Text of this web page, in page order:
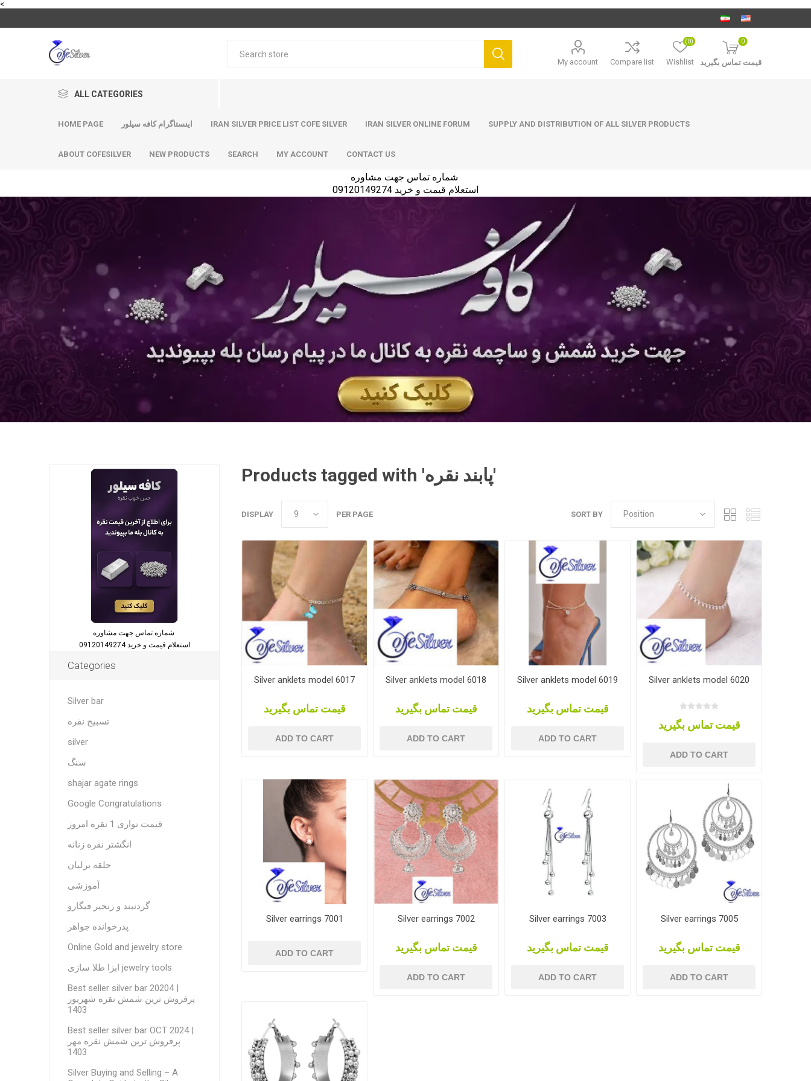
<
My account Compare list Wishlist
(0) 0
قیمت تماس بگیرید
ALL CATEGORIES
HOME PAGE اینستاگرام کافه سیلور IRAN SILVER PRICE LIST COFE SILVER IRAN SILVER ONLINE FORUM SUPPLY AND DISTRIBUTION OF ALL SILVER PRODUCTS
ABOUT COFESILVER NEW PRODUCTS SEARCH MY ACCOUNT CONTACT US
استعلام قیمت و خرید 09120149274
Products tagged with 'پابند نقره'
SORT BY
DISPLAY PER PAGE
Silver anklets model 6017
قیمت تماس بگیرید
ADD TO CART
Silver anklets model 6018
قیمت تماس بگیرید
ADD TO CART
Silver anklets model 6019
قیمت تماس بگیرید
ADD TO CART
Silver anklets model 6020
قیمت تماس بگیرید
ADD TO CART
Silver earrings 7001
ADD TO CART
Silver earrings 7002
قیمت تماس بگیرید
ADD TO CART
Silver earrings 7003
قیمت تماس بگیرید
ADD TO CART
Silver earrings 7005
قیمت تماس بگیرید
ADD TO CART
استعلام قیمت و خرید 09120149274
Categories
Silver bar
تسبیح نقره
silver
سنگ
shajar agate rings
Google Congratulations
قیمت نواری 1 نقره امروز
انگشتر نقره زنانه
حلقه برلیان
آموزشی
گردنبند و زنجیر فیگارو
پدرخوانده جواهر
Online Gold and jewelry store
ابزا طلا سازی jewelry tools
Best seller silver bar 20204 |
پرفروش ترین شمش نقره شهریور
1403
Best seller silver bar OCT 2024 |
پرفروش ترین شمش نقره مهر
1403
Silver Buying and Selling – A